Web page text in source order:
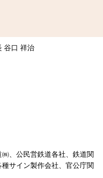
谷口 祥治
、公民営鉄道各社、鉄道関
サイン製作会社、官公庁関